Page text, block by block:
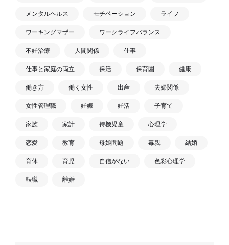
メンタルヘルス モチベーション ライフ
ワーキングマザー ワークライフバランス
不妊治療 人間関係 仕事
仕事と家庭の両立 保活 保育園 健康
働き方 働く女性 出産 夫婦関係
女性管理職 妊娠 妊活 子育て
家族 家計 待機児童 心理学
恋愛 教育 母娘問題 毒親 結婚
育休 育児 自信がない 色彩心理学
転職 離婚